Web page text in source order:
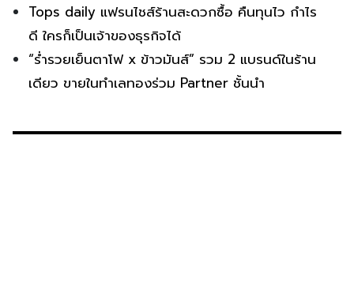
Tops daily แฟรนไชส์ร้านสะดวกซื้อ คืนทุนไว กำไร
ดี ใครก็เป็นเจ้าของธุรกิจได้
“ร่ำรวยเย็นตาโฟ x ข้าวมันส์” รวม 2 แบรนด์ในร้าน
เดียว ขายในทำเลทองร่วม Partner ชั้นนำ